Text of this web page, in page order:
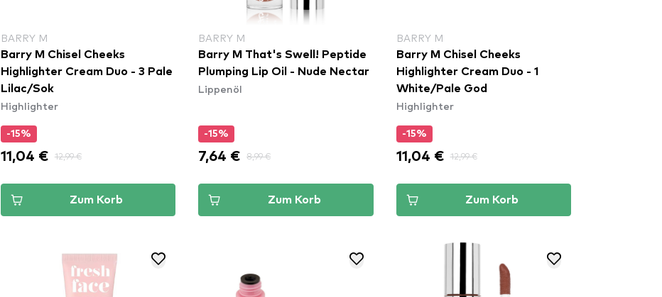
BARRY M
Barry M Chisel Cheeks
Highlighter Cream Duo - 3 Pale
Lilac/Sok
Highlighter
-15%
11,04 € 12,99 €
Zum Korb
BARRY M
Barry M That's Swell! Peptide
Plumping Lip Oil - Nude Nectar
Lippenöl
-15%
7,64 € 8,99 €
Zum Korb
BARRY M
Barry M Chisel Cheeks
Highlighter Cream Duo - 1
White/Pale God
Highlighter
-15%
11,04 € 12,99 €
Zum Korb